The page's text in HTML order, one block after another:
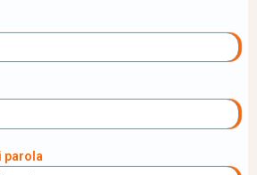
parola